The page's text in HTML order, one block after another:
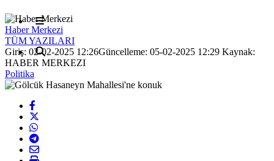
Haber Merkezi
TÜM YAZILARI
Giriş: 02-02-2025 12:26Güncelleme: 05-02-2025 12:29 Kaynak:
HABER MERKEZI
Politika